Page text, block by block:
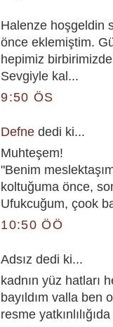
Halenze hoşgeldin
önce eklemiştim.
hepimiz
Sevgiyle kal...
9:50 ÖS
Defne dedi ki...
Muhteşem!
"Benim
koltuğuma önce,
Ufukcuğum, çook
10:50 ÖÖ
Adsız dedi ki...
kadnın yüz hatları
bayıldım valla ben
resme